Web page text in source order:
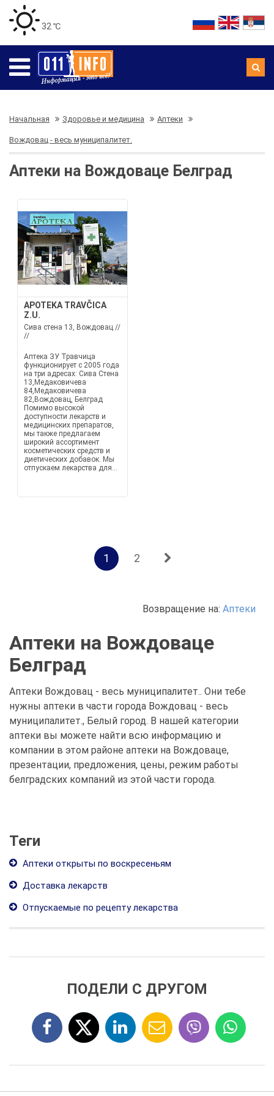
32 ℃
Начальная Здоровье и медицина Аптеки
Вождовац - весь муниципалитет.
Аптеки на Вождоваце Белград
APOTEKA TRAVČICA
Z.U.
Сива стена 13, Вождовац //
//
Аптека ЗУ Травчица
функционирует с 2005 года
на три адресах: Сива Стена
13,Медаковичева
84,Медаковичева
82,Вождовац, Белград
Помимо высокой
доступности лекарств и
медицинских препаратов,
мы также предлагаем
широкий ассортимент
косметических средств и
диетических добавок. Мы
отпускаем лекарства для...
1 2
Возвращение на: Аптеки
Аптеки на Вождоваце
Белград
Аптеки Вождовац - весь муниципалитет.. Они тебе
нужны аптеки в части города Вождовац - весь
муниципалитет., Белый город. В нашей категории
аптеки вы можете найти всю информацию и
компании в этом районе аптеки на Вождоваце,
презентации, предложения, цены, режим работы
белградских компаний из этой части города.
Теги
Аптеки открыты по воскресеньям
Доставка лекарств
Отпускаемые по рецепту лекарства
ПОДЕЛИ С ДРУГОМ